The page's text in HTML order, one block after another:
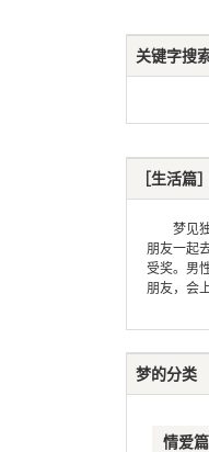
关键字搜
［生活篇
梦见独
朋友一起
受奖。男
朋友，会
梦的分类
情爱篇